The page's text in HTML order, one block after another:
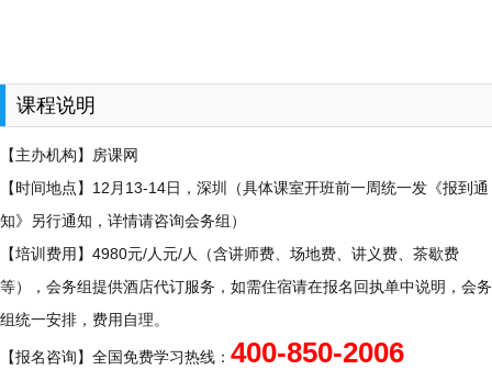
课程说明
【主办机构】房课网
【时间地点】12月13-14日，深圳（具体课室开班前一周统一发《报到通
知》另行通知，详情请咨询会务组）
【培训费用】4980元/人元/人（含讲师费、场地费、讲义费、茶歇费
等），会务组提供酒店代订服务，如需住宿请在报名回执单中说明，会务
组统一安排，费用自理。
【报名咨询】全国免费学习热线： 400-850-2006